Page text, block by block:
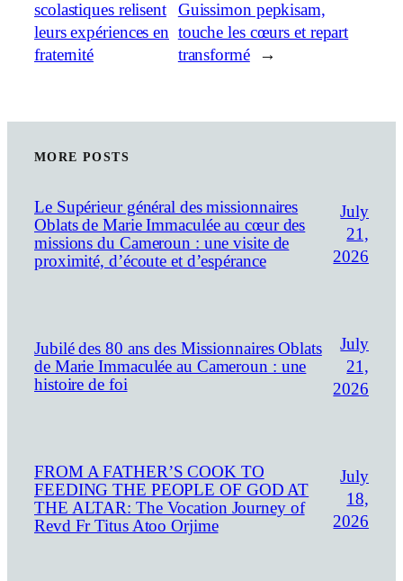
scolastiques relisent
leurs expériences en
fraternité
Guissimon pepkisam,
touche les cœurs et repart
transformé
→
MORE POSTS
Le Supérieur général des missionnaires
Oblats de Marie Immaculée au cœur des
missions du Cameroun : une visite de
proximité, d’écoute et d’espérance
July
21,
2026
Jubilé des 80 ans des Missionnaires Oblats
de Marie Immaculée au Cameroun : une
histoire de foi
July
21,
2026
FROM A FATHER’S COOK TO
FEEDING THE PEOPLE OF GOD AT
THE ALTAR: The Vocation Journey of
Revd Fr Titus Atoo Orjime
July
18,
2026